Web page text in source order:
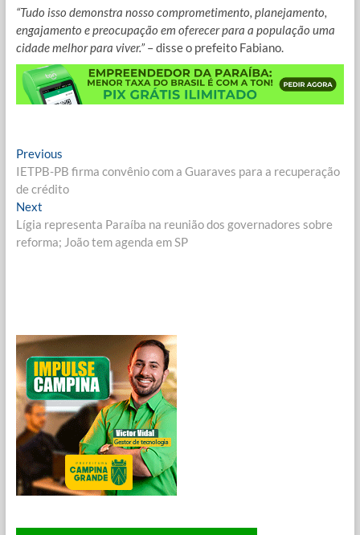
“Tudo isso demonstra nosso comprometimento, planejamento,
engajamento e preocupação em oferecer para a população uma
cidade melhor para viver.”– disse o prefeito Fabiano.
Navegação
de
Post
PreviousPrevious
post:
IETPB-PB firma convênio com a Guaraves para a recuperação
de crédito
NextNext
post:
Lígia representa Paraíba na reunião dos governadores sobre
reforma; João tem agenda em SP